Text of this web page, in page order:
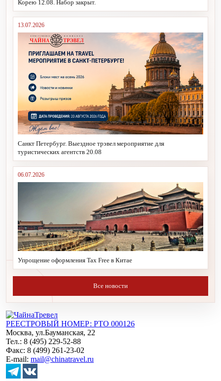
Корею 12.08. Набор закрыт.
13.07.2026
Санкт Петербург. Выездное трэвел мероприятие для
туристических агентств 20.08
06.07.2026
Упрощение оформления Tax Free в Китае
Все новости
РЕЕСТРОВЫЙ НОМЕР: РТО 000126
Москва, ул.Бауманская, 22
Тел.: 8 (495) 229-52-88
Факс: 8 (499) 261-23-02
E-mail: mail@chinatravel.ru